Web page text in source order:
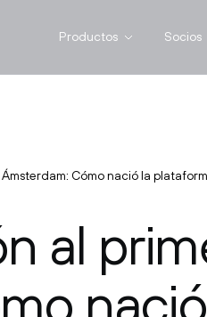
Productos Socios
Cómo nació la
al